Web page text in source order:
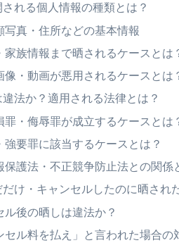
れる個人情報の種類とは？
写真・住所などの基本情報
家族情報まで晒されるケースとは
像・動画が悪用されるケースとは
法か？適用される法律とは？
罪・侮辱罪が成立するケースとは
強要罪に該当するケースとは？
保護法・不正競争防止法との関係
け・キャンセルしたのに晒され
ル後の晒しは違法か？
セル料を払え」と言われた場合の